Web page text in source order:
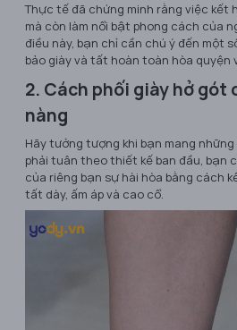
Thực tế đã chứng minh rằng việc kết
mà còn làm nổi bật phong cách của
điều này, bạn chỉ cần chú ý đến một
bảo giày và tất hoàn toàn hòa quyện
2. Cách phối giày hở gót
nàng
Hãy tưởng tượng khi bạn mang
phải tuân theo thiết kế ban đầu, bạn
của riêng bạn sự hài hòa bằng cách
tất dày, ấm áp và cao cổ.